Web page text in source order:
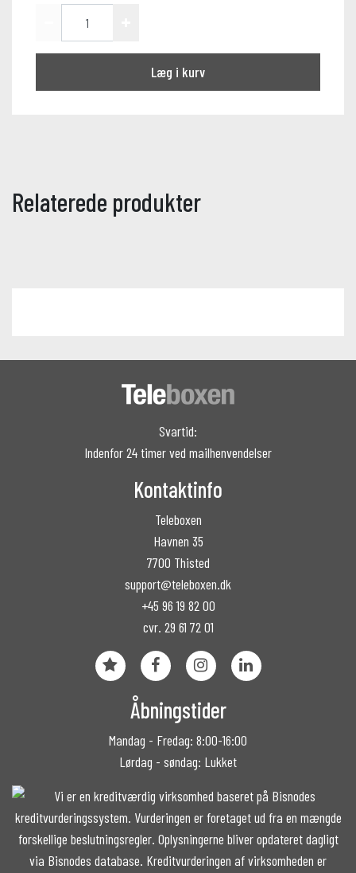
Læg i kurv
Relaterede produkter
Svartid:
Indenfor 24 timer ved mailhenvendelser
Kontaktinfo
Teleboxen
Havnen 35
7700 Thisted
support@teleboxen.dk
+45 96 19 82 00
cvr. 29 61 72 01
Åbningstider
Mandag - Fredag: 8:00-16:00
Lørdag - søndag: Lukket